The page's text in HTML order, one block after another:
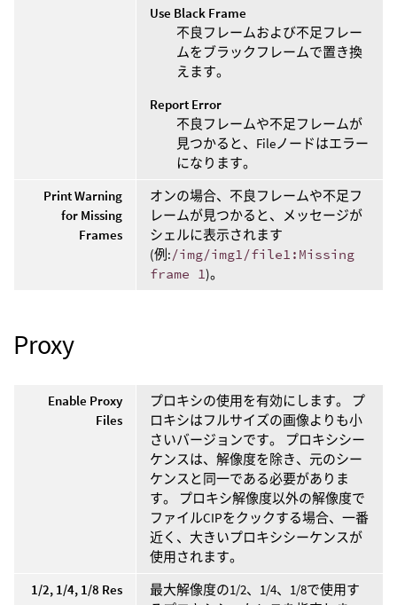
Use Black Frame
不良フレームおよび不足フレー
ムをブラックフレームで置き換
えます。
Report Error
不良フレームや不足フレームが
見つかると、Fileノードはエラー
になります。
Print Warning
for Missing
Frames
オンの場合、不良フレームや不足フ
レームが見つかると、メッセージが
シェルに表示されます
(例:/img/img1/file1:Missing
frame 1)。
Proxy
Enable Proxy
Files
プロキシの使用を有効にします。 プ
ロキシはフルサイズの画像よりも小
さいバージョンです。 プロキシシー
ケンスは、解像度を除き、元のシー
ケンスと同一である必要がありま
す。 プロキシ解像度以外の解像度で
ファイルCIPをクックする場合、一番
近く、大きいプロキシシーケンスが
使用されます。
1/2, 1/4, 1/8 Res
最大解像度の1/2、1/4、1/8で使用す